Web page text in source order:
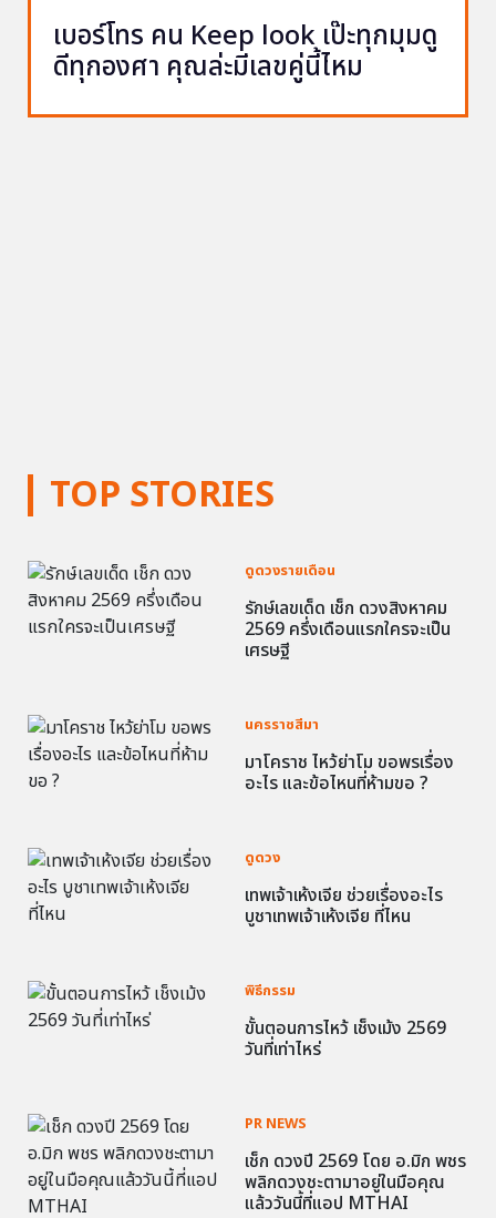
TOP STORIES
ดูดวงรายเดือน
รักษ์เลขเด็ด เช็ก ดวงสิงหาคม
2569 ครึ่งเดือนแรกใครจะเป็น
เศรษฐี
นครราชสีมา
มาโคราช ไหว้ย่าโม ขอพรเรื่อง
อะไร และข้อไหนที่ห้ามขอ ?
ดูดวง
เทพเจ้าเห้งเจีย ช่วยเรื่องอะไร
บูชาเทพเจ้าเห้งเจีย ที่ไหน
พิธีกรรม
ขั้นตอนการไหว้ เช็งเม้ง 2569
วันที่เท่าไหร่
PR NEWS
เช็ก ดวงปี 2569 โดย อ.มิก พชร
พลิกดวงชะตามาอยู่ในมือคุณ
แล้ววันนี้ที่แอป MTHAI
เบอร์โทร คน Keep look เป๊ะทุกมุมดู
ดีทุกองศา คุณล่ะมีเลขคู่นี้ไหม